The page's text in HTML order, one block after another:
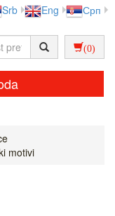
Srb Eng Срп
(0)
motivi